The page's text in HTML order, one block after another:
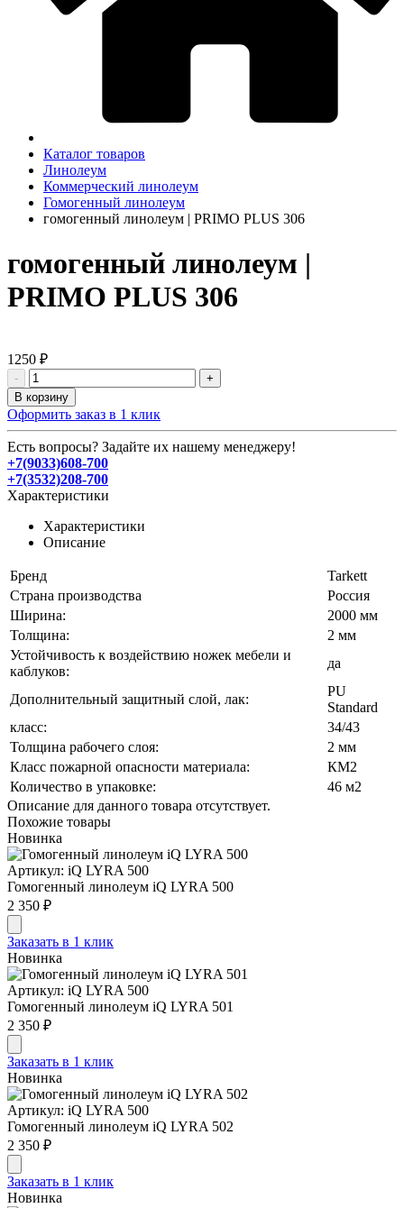
Каталог товаров
Линолеум
Коммерческий линолеум
Гомогенный линолеум
гомогенный линолеум | PRIMO PLUS 306
гомогенный линолеум |
PRIMO PLUS 306
1250 ₽
-
+
В корзину
Оформить заказ в 1 клик
Есть вопросы? Задайте их нашему менеджеру!
+7(9033)608-700
+7(3532)208-700
Характеристики
Характеристики
Описание
Бренд
Tarkett
Страна производства
Россия
Ширина:
2000 мм
Толщина:
2 мм
Устойчивость к воздействию ножек мебели и
каблуков:
да
Дополнительный защитный слой, лак:
PU
Standard
класс:
34/43
Толщина рабочего слоя:
2 мм
Класс пожарной опасности материала:
КМ2
Количество в упаковке:
46 м2
Описание для данного товара отсутствует.
Похожие товары
Новинка
Артикул: iQ LYRA 500
Гомогенный линолеум iQ LYRA 500
2 350 ₽
Заказать в 1 клик
Новинка
Артикул: iQ LYRA 500
Гомогенный линолеум iQ LYRA 501
2 350 ₽
Заказать в 1 клик
Новинка
Артикул: iQ LYRA 500
Гомогенный линолеум iQ LYRA 502
2 350 ₽
Заказать в 1 клик
Новинка